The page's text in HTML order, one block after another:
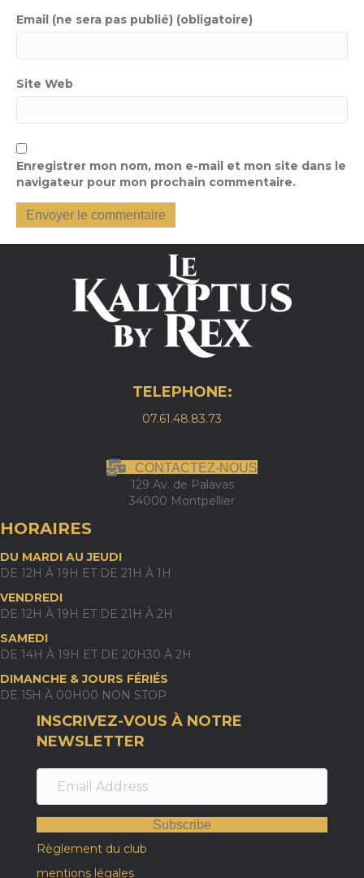
Email (ne sera pas publié) (obligatoire)
Site Web
Enregistrer mon nom, mon e-mail et mon site dans le
navigateur pour mon prochain commentaire.
TELEPHONE:
07.61.48.83.73
CONTACTEZ-NOUS
129 Av. de Palavas
34000 Montpellier
HORAIRES
DU MARDI AU JEUDI
DE 12H À 19H ET DE 21H À 1H
VENDREDI
DE 12H À 19H ET DE 21H À 2H
SAMEDI
DE 14H À 19H ET DE 20H30 À 2H
DIMANCHE & JOURS FÉRIÉS
DE 15H À 00H00 NON STOP
INSCRIVEZ-VOUS À NOTRE
NEWSLETTER
Subscribe
Règlement du club
mentions légales